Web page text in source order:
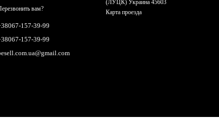
вам?
157-39-99
157-39-99
(ЛУЦК) Украина 45603
Карта проезда